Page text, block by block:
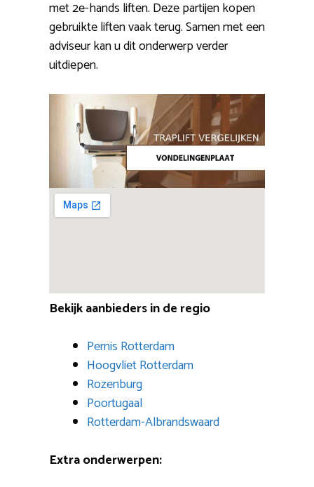
met 2e-hands liften. Deze partijen kopen
gebruikte liften vaak terug. Samen met een
adviseur kan u dit onderwerp verder
uitdiepen.
Bekijk aanbieders in de regio
Pernis Rotterdam
Hoogvliet Rotterdam
Rozenburg
Poortugaal
Rotterdam-Albrandswaard
Extra onderwerpen: